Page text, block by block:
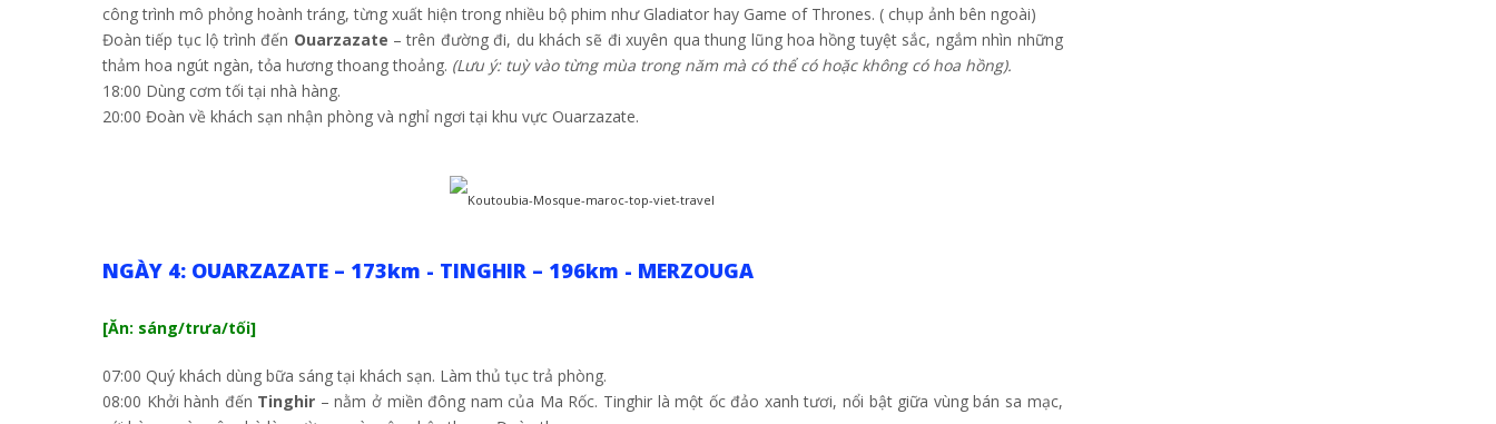
công trình mô phỏng hoành tráng, từng xuất hiện trong nhiều bộ phim như Gladiator hay Game of Thrones. ( chụp ảnh bên ngoài)
Đoàn tiếp tục lộ trình đến Ouarzazate – trên đường đi, du khách sẽ đi xuyên qua thung lũng hoa hồng tuyệt sắc, ngắm nhìn những
thảm hoa ngút ngàn, tỏa hương thoang thoảng. (Lưu ý: tuỳ vào từng mùa trong năm mà có thể có hoặc không có hoa hồng).
18:00 Dùng cơm tối tại nhà hàng.
20:00 Đoàn về khách sạn nhận phòng và nghỉ ngơi tại khu vực Ouarzazate.
NGÀY 4: OUARZAZATE – 173km - TINGHIR – 196km - MERZOUGA
[Ăn: sáng/trưa/tối]
07:00 Quý khách dùng bữa sáng tại khách sạn. Làm thủ tục trả phòng.
08:00 Khởi hành đến Tinghir – nằm ở miền đông nam của Ma Rốc. Tinghir là một ốc đảo xanh tươi, nổi bật giữa vùng bán sa mạc,